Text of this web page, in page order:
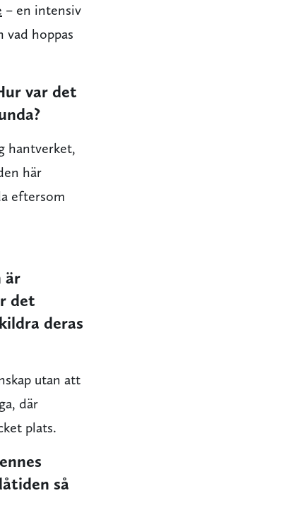
– en intensiv
vad hoppas
var det
hantverket,
här
eftersom
är
det
deras
utan att
där
plats.
så